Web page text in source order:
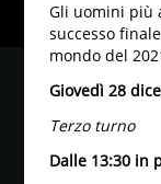
Gli uomini più
successo finale
mondo del
Giovedì 28
Terzo turno
Dalle 13:30 in